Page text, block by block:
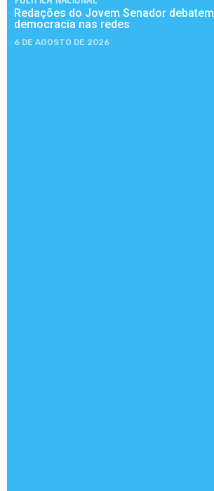
Redações do Jovem Senador debatem
democracia nas redes
6 DE AGOSTO DE 2026